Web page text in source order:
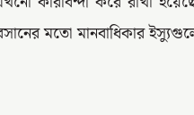
মতো মানবাধিকার